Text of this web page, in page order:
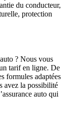
du conducteur,
protection
? Nous vous
tarif en ligne. De
formules adaptées
avez la possibilité
auto qui